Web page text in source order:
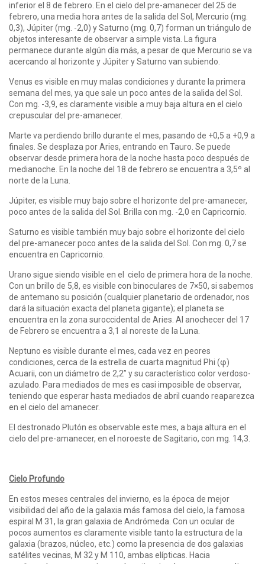
inferior el 8 de febrero. En el cielo del pre-amanecer del 25 de
febrero, una media hora antes de la salida del Sol, Mercurio (mg.
0,3), Júpiter (mg. -2,0) y Saturno (mg. 0,7) forman un triángulo de
objetos interesante de observar a simple vista. La figura
permanece durante algún día más, a pesar de que Mercurio se va
acercando al horizonte y Júpiter y Saturno van subiendo.
Venus es visible en muy malas condiciones y durante la primera
semana del mes, ya que sale un poco antes de la salida del Sol.
Con mg. -3,9, es claramente visible a muy baja altura en el cielo
crepuscular del pre-amanecer.
Marte va perdiendo brillo durante el mes, pasando de +0,5 a +0,9 a
finales. Se desplaza por Aries, entrando en Tauro. Se puede
observar desde primera hora de la noche hasta poco después de
medianoche. En la noche del 18 de febrero se encuentra a 3,5º al
norte de la Luna.
Júpiter, es visible muy bajo sobre el horizonte del pre-amanecer,
poco antes de la salida del Sol. Brilla con mg. -2,0 en Capricornio.
Saturno es visible también muy bajo sobre el horizonte del cielo
del pre-amanecer poco antes de la salida del Sol. Con mg. 0,7 se
encuentra en Capricornio.
Urano sigue siendo visible en el cielo de primera hora de la noche.
Con un brillo de 5,8, es visible con binoculares de 7×50, si sabemos
de antemano su posición (cualquier planetario de ordenador, nos
dará la situación exacta del planeta gigante); el planeta se
encuentra en la zona suroccidental de Aries. Al anochecer del 17
de Febrero se encuentra a 3,1 al noreste de la Luna.
Neptuno es visible durante el mes, cada vez en peores
condiciones, cerca de la estrella de cuarta magnitud Phi (φ)
Acuarii, con un diámetro de 2,2” y su característico color verdoso-
azulado. Para mediados de mes es casi imposible de observar,
teniendo que esperar hasta mediados de abril cuando reaparezca
en el cielo del amanecer.
El destronado Plutón es observable este mes, a baja altura en el
cielo del pre-amanecer, en el noroeste de Sagitario, con mg. 14,3.
Cielo Profundo
En estos meses centrales del invierno, es la época de mejor
visibilidad del año de la galaxia más famosa del cielo, la famosa
espiral M 31, la gran galaxia de Andrómeda. Con un ocular de
pocos aumentos es claramente visible tanto la estructura de la
galaxia (brazos, núcleo, etc.) como la presencia de dos galaxias
satélites vecinas, M 32 y M 110, ambas elípticas. Hacia